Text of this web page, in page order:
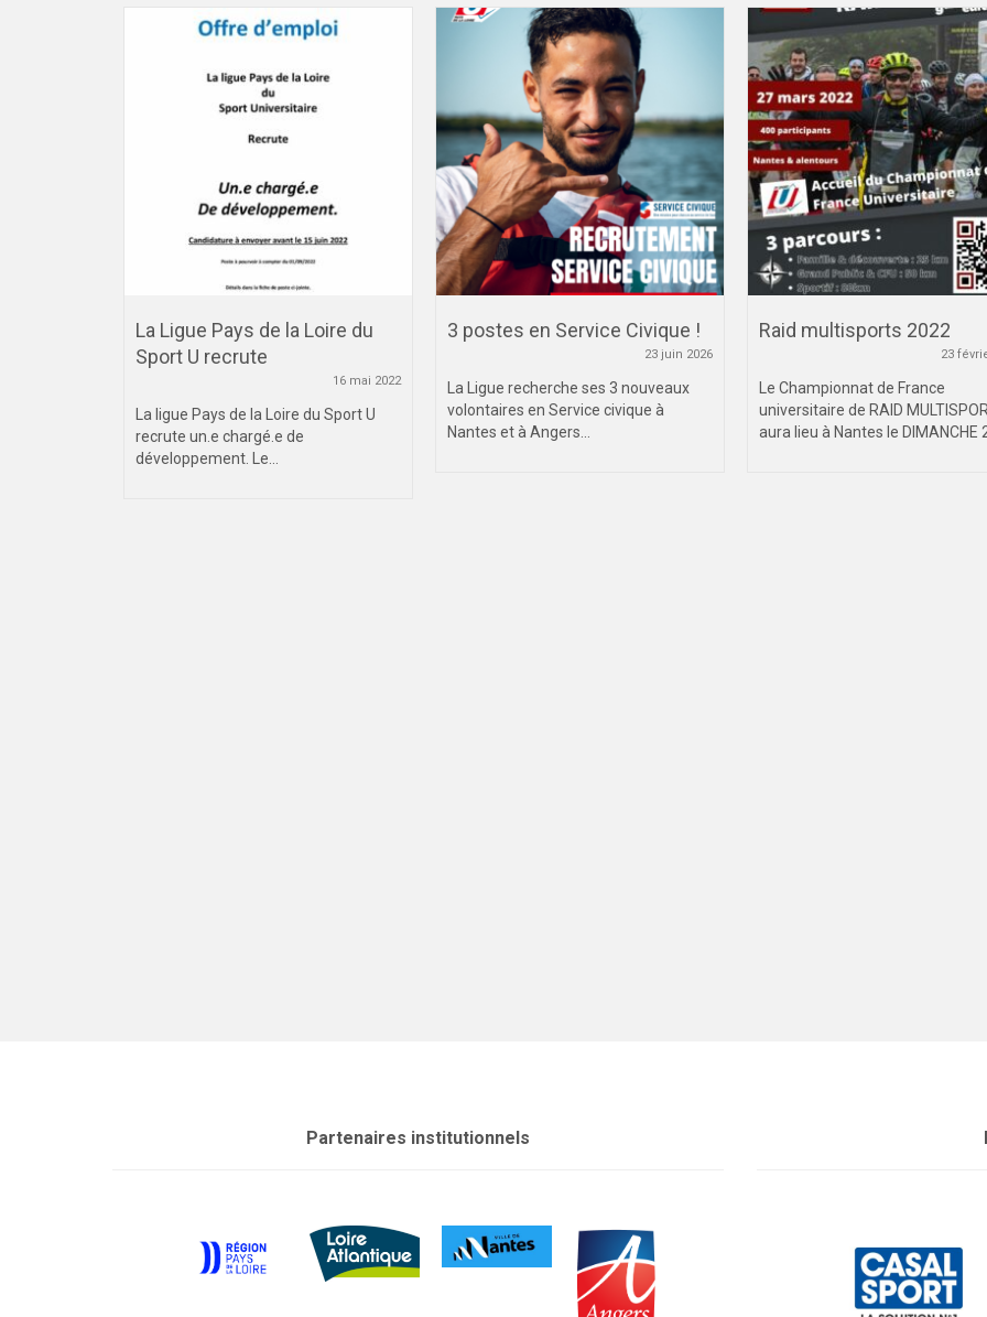
La Ligue Pays de la Loire du
Sport U recrute
16 mai 2022
La ligue Pays de la Loire du Sport U
recrute un.e chargé.e de
développement. Le...
3 postes en Service Civique !
23 juin 2026
La Ligue recherche ses 3 nouveaux
volontaires en Service civique à
Nantes et à Angers...
Raid multisports 2022
23
Le Championnat de France
universitaire de RAID
aura lieu à Nantes le DIMANCHE
Partenaires institutionnels